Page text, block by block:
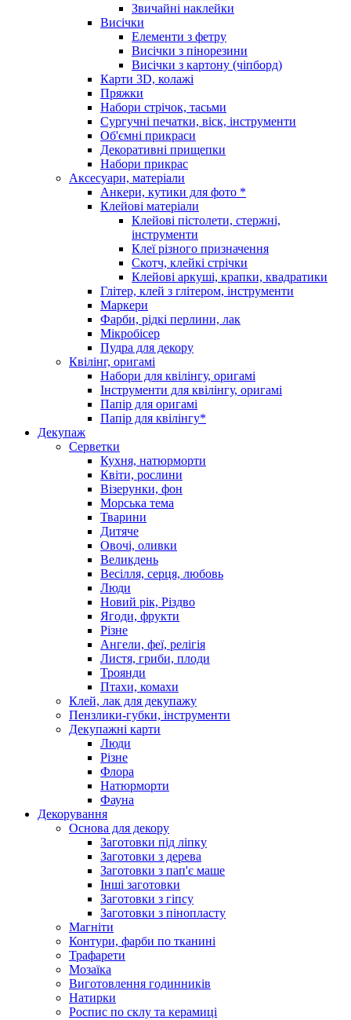
Звичайні наклейки
Висічки
Елементи з фетру
Висічки з пінорезини
Висічки з картону (чіпборд)
Карти 3D, колажі
Пряжки
Набори стрічок, тасьми
Сургучні печатки, віск, інструменти
Об'ємні прикраси
Декоративні прищепки
Набори прикрас
Аксесуари, матеріали
Анкери, кутики для фото *
Клейові матеріали
Клейові пістолети, стержні,
інструменти
Клеї різного призначення
Скотч, клейкі стрічки
Клейові аркуші, крапки, квадратики
Глітер, клей з глітером, інструменти
Маркери
Фарби, рідкі перлини, лак
Мікробісер
Пудра для декору
Квілінг, оригамі
Набори для квілінгу, оригамі
Інструменти для квілінгу, оригамі
Папір для оригамі
Папір для квілінгу*
Декупаж
Серветки
Кухня, натюрморти
Квіти, рослини
Візерунки, фон
Морська тема
Тварини
Дитяче
Овочі, оливки
Великдень
Весілля, серця, любовь
Люди
Новий рік, Різдво
Ягоди, фрукти
Різне
Ангели, феї, релігія
Листя, гриби, плоди
Троянди
Птахи, комахи
Клей, лак для декупажу
Пензлики-губки, інструменти
Декупажні карти
Люди
Різне
Флора
Натюрморти
Фауна
Декорування
Основа для декору
Заготовки під ліпку
Заготовки з дерева
Заготовки з пап'є маше
Інші заготовки
Заготовки з гіпсу
Заготовки з пінопласту
Магніти
Контури, фарби по тканині
Трафарети
Мозаїка
Виготовлення годинників
Натирки
Роспис по склу та керамиці